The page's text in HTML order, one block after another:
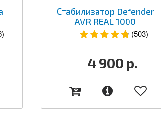
Стабилизатор Defender
AVR REAL 1000
(503)
4 900 р.